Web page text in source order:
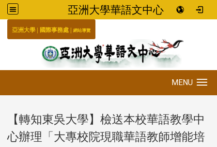
亞洲大學華語文中心
亞洲大學 國際事務處 | 網站導覽
MENU
【轉知東吳大學】檢送本校華語教學中
心辦理「大專校院現職華語教師增能培